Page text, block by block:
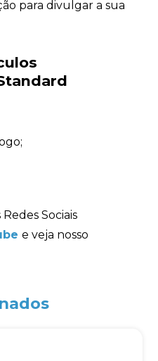
para divulgar a sua
Sociais
e veja nosso